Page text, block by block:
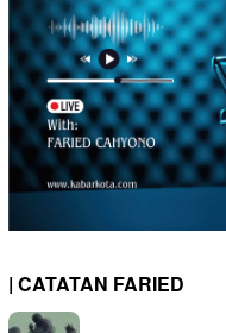
| CATATAN FARIED